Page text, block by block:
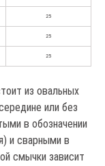
25
25
25
из овальных
или без
в обозначении
и сварными в
смычки зависит